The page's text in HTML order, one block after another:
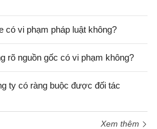
có vi phạm pháp luật không?
rõ nguồn gốc có vi phạm không?
ty có ràng buộc được đối tác
Xem thêm